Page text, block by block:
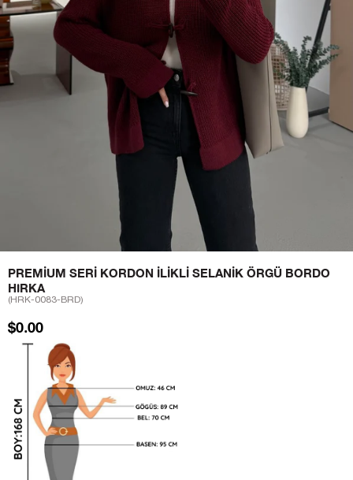
PREMIUM SERI KORDON İLIKLI SELANIK ÖRGÜ BORDO
HIRKA
(HRK-0083-BRD)
$0.00